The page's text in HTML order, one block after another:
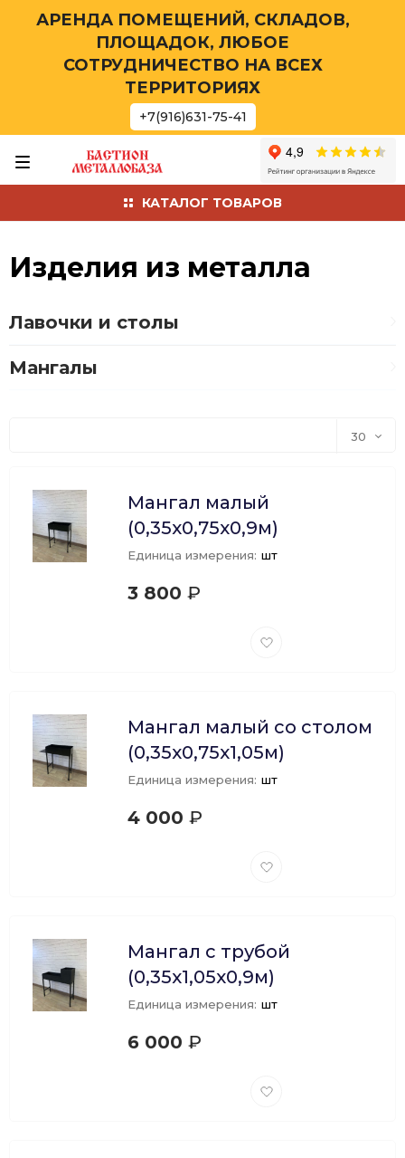
АРЕНДА ПОМЕЩЕНИЙ, СКЛАДОВ,
ПЛОЩАДОК, ЛЮБОЕ
СОТРУДНИЧЕСТВО НА ВСЕХ
ТЕРРИТОРИЯХ
+7(916)631-75-41
КАТАЛОГ ТОВАРОВ
Изделия из металла
Лавочки и столы
Мангалы
30
Мангал малый
(0,35х0,75х0,9м)
Единица измерения: шт
3 800 ₽
Добавить
Мангал малый со столом
(0,35х0,75х1,05м)
Единица измерения: шт
4 000 ₽
Добавить
Мангал с трубой
(0,35х1,05х0,9м)
Единица измерения: шт
6 000 ₽
Добавить